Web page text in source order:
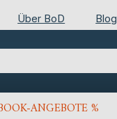
Über BoD Blog
ANGEBOTE %